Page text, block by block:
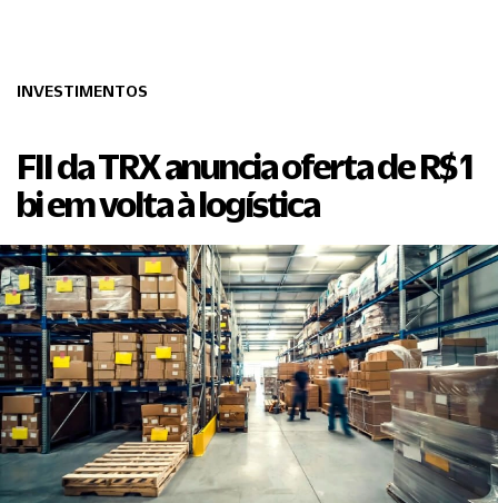
INVESTIMENTOS
FII da TRX anuncia oferta de R$ 1
bi em volta à logística